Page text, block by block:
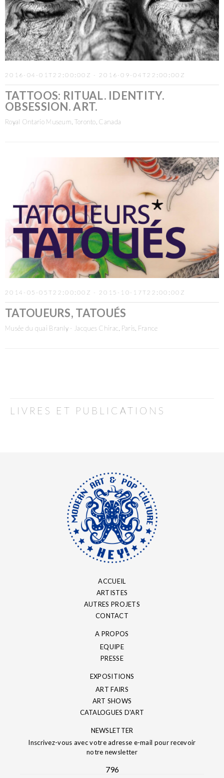
2016-04-01T22:00:00Z - 2016-09-04T22:00:00Z
TATTOOS: RITUAL. IDENTITY.
OBSESSION. ART.
Royal Ontario Museum, Toronto, Canada
2014-05-05T22:00:00Z - 2015-10-17T22:00:00Z
TATOUEURS, TATOUÉS
Musée du quai Branly - Jacques Chirac, Paris, France
LIVRES ET PUBLICATIONS
ACCUEIL
ARTISTES
AUTRES PROJETS
CONTACT
A PROPOS
EQUIPE
PRESSE
EXPOSITIONS
ART FAIRS
ART SHOWS
CATALOGUES D'ART
NEWSLETTER
Inscrivez-vous avec votre adresse e-mail pour recevoir
notre newsletter
796